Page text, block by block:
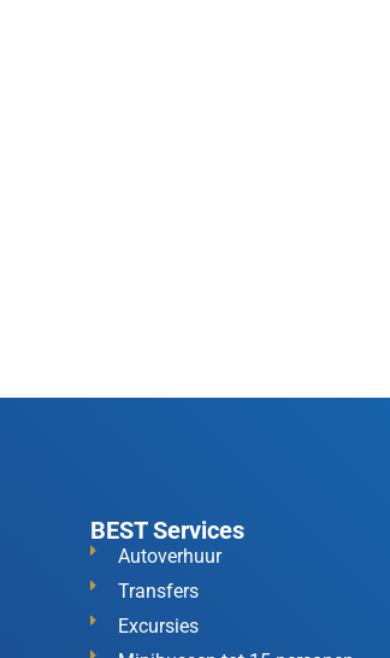
BEST Services
Autoverhuur
Transfers
Excursies